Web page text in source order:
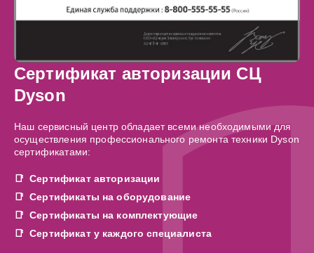
Сертификат авторизации СЦ
Dyson
Наш сервисный центр обладает всеми необходимыми для
осуществления профессионального ремонта техники Dyson
сертификатами:
Сертификат авторизации
Сертификаты на оборудование
Сертификаты на комплектующие
Сертификат у каждого специалиста